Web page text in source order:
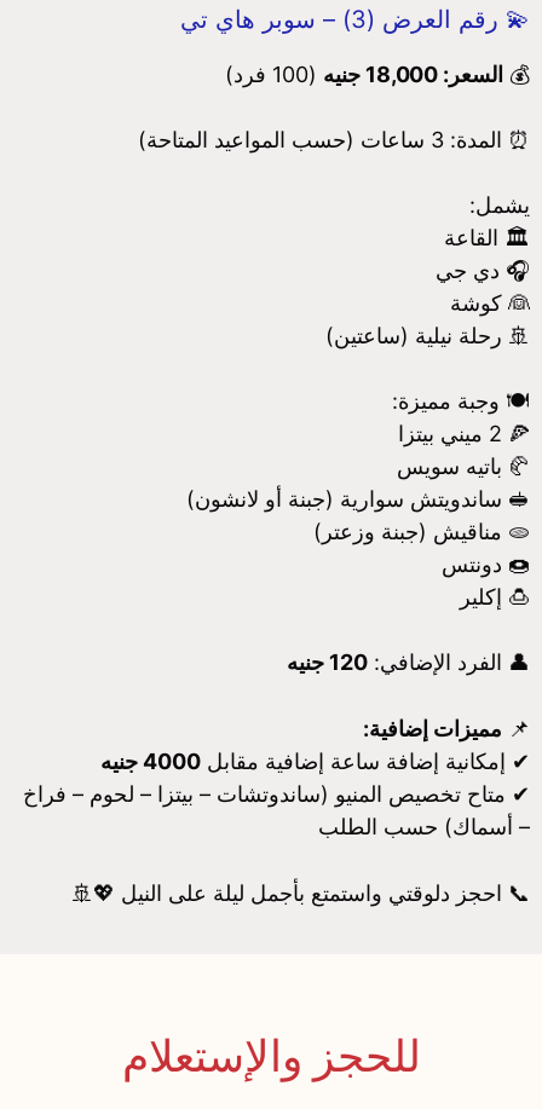
💫 رقم العرض (3) – سوبر هاي تي
💰 السعر: 18,000 جنيه (100 فرد)
⏰ المدة: 3 ساعات (حسب المواعيد المتاحة)
يشمل:
🏛️ القاعة
🎧 دي جي
👰 كوشة
🚢 رحلة نيلية (ساعتين)
🍽️ وجبة مميزة:
🍕 2 ميني بيتزا
🥐 باتيه سويس
🥪 ساندويتش سوارية (جبنة أو لانشون)
🫓 مناقيش (جبنة وزعتر)
🍩 دونتس
🍮 إكلير
👤 الفرد الإضافي: 120 جنيه
📌 مميزات إضافية:
✔ إمكانية إضافة ساعة إضافية مقابل 4000 جنيه
✔ متاح تخصيص المنيو (ساندوتشات – بيتزا – لحوم – فراخ
– أسماك) حسب الطلب
📞 احجز دلوقتي واستمتع بأجمل ليلة على النيل 💖🚢
للحجز والإستعلام